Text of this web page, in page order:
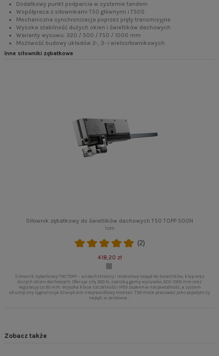
Dodatkowy punkt podparcia w systemie tandem
Współpraca z siłownikami T50 głównymi i T50S
Mechaniczna synchronizacja poprzez pręty transmisyjne
Wysoka stabilność dużych okien i świetlików dachowych
Warianty wysuwu: 320 / 500 / 750 / 1000 mm
Możliwość budowy układów 2-, 3- i wielosiłownikowych
Inne siłowniki zębatkowe
Siłownik zębatkowy do świetlików dachowych T50 TOPP 500N
TOPP
(2)
418,20 zł
Siłownik zębatkowy T50 TOPP – wszechstronny i modułowy napęd do świetlików, klap oraz
dużych okien dachowych. Oferuje siłę 500 N, szeroką gamę wysuwów 320–1000 mm oraz
regulację co 50 mm. Wysoka klasa szczelności IP55 zapewnia niezawodność, a system
akustyczny sygnalizuje dźwiękiem nieprawidłowy montaż. T50 może pracować jako pojedynczy
napęd, w zestawie...
Zobacz także